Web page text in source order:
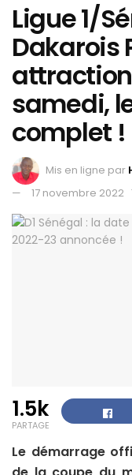
Ligue 1/
Dakarois
attraction
samedi,
complet !
Mis en ligne par
17 novembre 2022
1.5k
PARTAGE
Le démarrage